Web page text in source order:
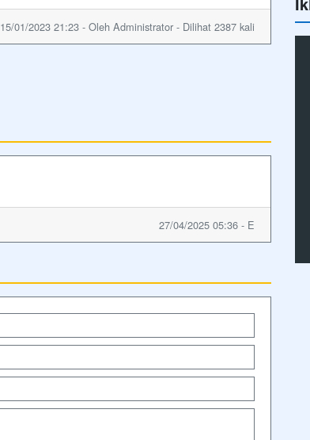
15/01/2023 21:23 - Oleh Administrator - Dilihat 2387 kali
27/04/2025 05:36 - E